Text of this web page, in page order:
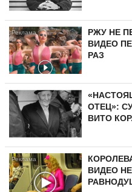
РЖУ НЕ
ВИДЕО
РАЗ
ОТЕЦ»:
ВИТО
ВИДЕО